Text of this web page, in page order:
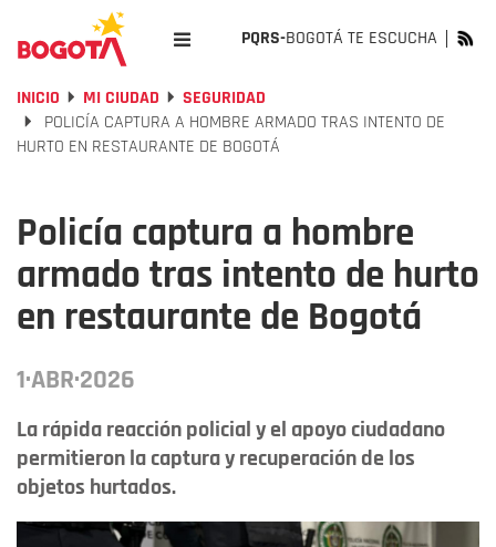
PQRS-BOGOTÁ TE ESCUCHA
INICIO MI CIUDAD
SEGURIDAD
POLICÍA CAPTURA A HOMBRE ARMADO TRAS INTENTO DE
HURTO EN RESTAURANTE DE BOGOTÁ
Policía captura a hombre
armado tras intento de hurto
en restaurante de Bogotá
1·ABR·2026
La rápida reacción policial y el apoyo ciudadano
permitieron la captura y recuperación de los
objetos hurtados.